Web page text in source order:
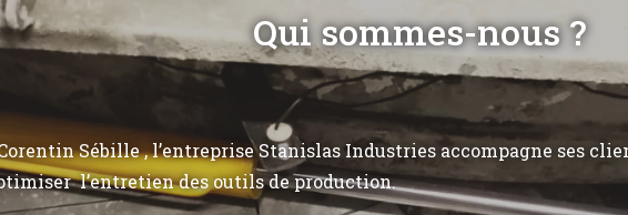
Qui sommes-nous ?
Corentin Sébille , l’entreprise Stanislas Industries accompagne ses
l’entretien des outils de production.